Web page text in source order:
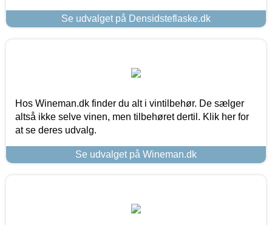
Se udvalget på Densidsteflaske.dk
Hos Wineman.dk finder du alt i vintilbehør. De sælger
altså ikke selve vinen, men tilbehøret dertil. Klik her for
at se deres udvalg.
Se udvalget på Wineman.dk